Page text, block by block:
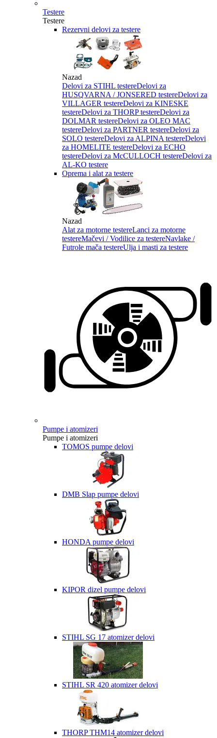
Testere
Testere
Rezervni delovi za testere
Nazad
Delovi za STIHL testereDelovi za
HUSQVARNA / JONSERED testereDelovi za
VILLAGER testereDelovi za KINESKE
testereDelovi za THORP testereDelovi za
DOLMAR testereDelovi za OLEO MAC
testereDelovi za PARTNER testereDelovi za
SOLO testereDelovi za ALPINA testereDelovi
za HOMELITE testereDelovi za ECHO
testereDelovi za McCULLOCH testereDelovi za
AL-KO testere
Oprema i alat za testere
Nazad
Alat za motorne testereLanci za motorne
testereMačevi / Vodilice za testereNavlake /
Futrole mača testereUlja i masti za testere
Pumpe i atomizeri
Pumpe i atomizeri
TOMOS pumpe delovi
DMB Slap pumpe delovi
HONDA pumpe delovi
KIPOR dizel pumpe delovi
STIHL SG 17 atomizer delovi
STIHL SR 420 atomizer delovi
THORP THM14 atomizer delovi